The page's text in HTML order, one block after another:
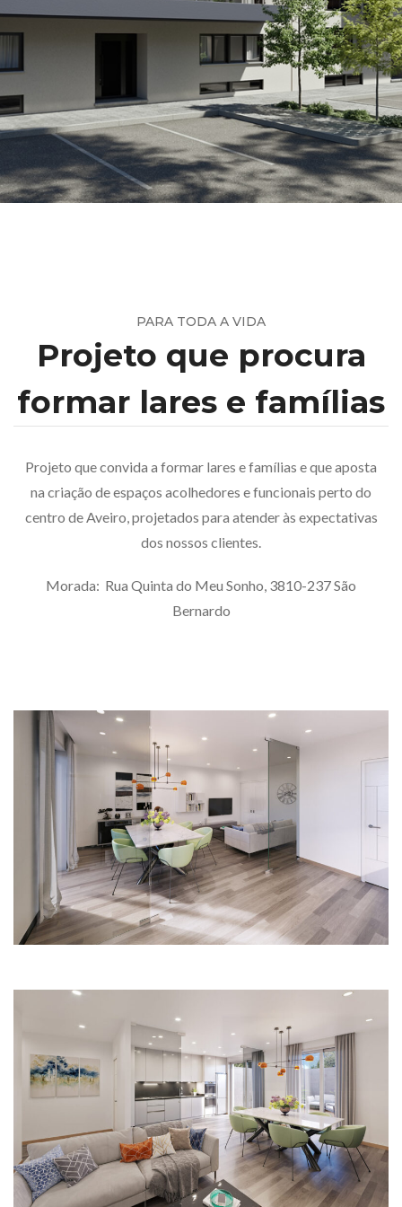
PARA TODA A VIDA
Projeto que procura
formar lares e famílias
Projeto que convida a formar lares e famílias e que aposta
na criação de espaços acolhedores e funcionais perto do
centro de Aveiro, projetados para atender às expectativas
dos nossos clientes.
Morada: Rua Quinta do Meu Sonho, 3810-237 São
Bernardo